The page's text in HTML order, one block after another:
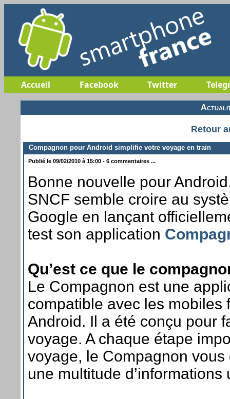
Accueil Facebook Twitter
Retour
Compagnon pour Android simplifie votre voyage en train
Publié le 09/02/2010 à 15:00 - 6 commentaires ...
Bonne nouvelle pour
SNCF semble croire au
Google en lançant
test son application
Qu’est ce que le
Le Compagnon est une
compatible avec les mobiles
Android. Il a été conçu pour
voyage. A chaque étape
voyage, le Compagnon
une multitude d’informations